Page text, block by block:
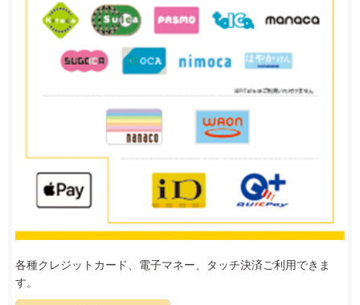
各種クレジットカード、電子マネー、タッチ決済ご利用できま
す。